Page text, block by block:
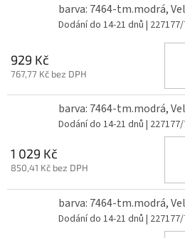
barva: 7464-tm.modrá,
Dodání do 14-21 dnů |
929 Kč
767,77 Kč bez DPH
barva: 7464-tm.modrá,
Dodání do 14-21 dnů |
1 029 Kč
850,41 Kč bez DPH
barva: 7464-tm.modrá,
Dodání do 14-21 dnů |